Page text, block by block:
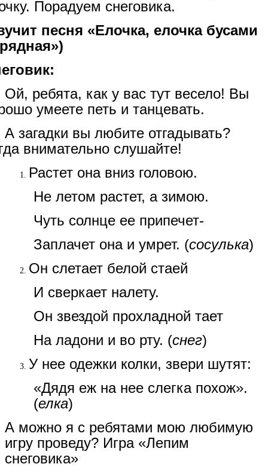
Порадуем снеговика.
песня «Елочка, елочка бусами
Ой, ребята, как у вас тут весело! Вы
умеете петь и танцевать.
А загадки вы любите отгадывать?
внимательно слушайте!
Растет она вниз головою.
Не летом растет, а зимою.
Чуть солнце ее припечет-
Заплачет она и умрет. (сосулька)
Он слетает белой стаей
И сверкает налету.
Он звездой прохладной тает
На ладони и во рту. (снег)
У нее одежки колки, звери шутят:
«Дядя еж на нее слегка похож».
(елка)
А можно я с ребятами мою любимую
игру проведу? Игра «Лепим
снеговика»